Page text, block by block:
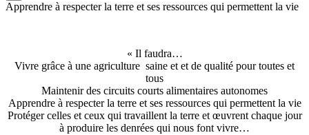
Apprendre à respecter la terre et ses ressources qui permettent la vie
« Il faudra…
Vivre grâce à une agriculture saine et et de qualité pour toutes et
tous
Maintenir des circuits courts alimentaires autonomes
Apprendre à respecter la terre et ses ressources qui permettent la vie
Protéger celles et ceux qui travaillent la terre et œuvrent chaque jour
à produire les denrées qui nous font vivre…